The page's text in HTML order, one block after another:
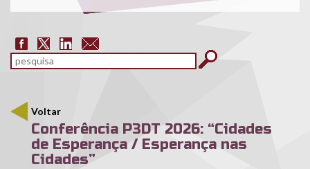
Formulário de pesquisa
pesquisar
Voltar
Conferência P3DT 2026: “Cidades
de Esperança / Esperança nas
Cidades”